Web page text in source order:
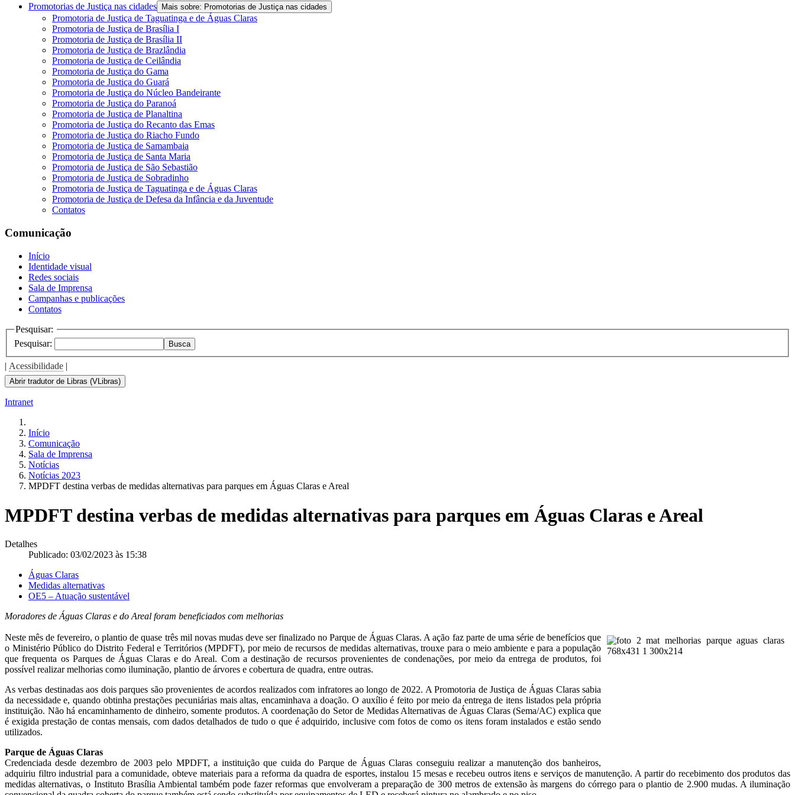
Promotorias de Justiça nas cidades
Mais sobre: Promotorias de Justiça nas cidades
Promotoria de Justiça de Taguatinga e de Águas Claras
Promotoria de Justiça de Brasília I
Promotoria de Justiça de Brasília II
Promotoria de Justiça de Brazlândia
Promotoria de Justiça de Ceilândia
Promotoria de Justiça do Gama
Promotoria de Justiça do Guará
Promotoria de Justiça do Núcleo Bandeirante
Promotoria de Justiça do Paranoá
Promotoria de Justiça de Planaltina
Promotoria de Justiça do Recanto das Emas
Promotoria de Justiça do Riacho Fundo
Promotoria de Justiça de Samambaia
Promotoria de Justiça de Santa Maria
Promotoria de Justiça de São Sebastião
Promotoria de Justiça de Sobradinho
Promotoria de Justiça de Taguatinga e de Águas Claras
Promotoria de Justiça de Defesa da Infância e da Juventude
Contatos
Comunicação
Início
Identidade visual
Redes sociais
Sala de Imprensa
Campanhas e publicações
Contatos
Pesquisar:
Pesquisar:
Busca
| Acessibilidade |
Abrir tradutor de Libras (VLibras)
Intranet
Início
Comunicação
Sala de Imprensa
Notícias
Notícias 2023
MPDFT destina verbas de medidas alternativas para parques em Águas Claras e Areal
MPDFT destina verbas de medidas alternativas para parques em Águas Claras e Areal
Detalhes
Publicado: 03/02/2023 às 15:38
Águas Claras
Medidas alternativas
OE5 – Atuação sustentável
Moradores de Águas Claras e do Areal foram beneficiados com melhorias
Neste mês de fevereiro, o plantio de quase três mil novas mudas deve ser finalizado no Parque de Águas Claras. A ação faz parte de uma série de benefícios que
o Ministério Público do Distrito Federal e Territórios (MPDFT), por meio de recursos de medidas alternativas, trouxe para o meio ambiente e para a população
que frequenta os Parques de Águas Claras e do Areal. Com a destinação de recursos provenientes de condenações, por meio da entrega de produtos, foi
possível realizar melhorias como iluminação, plantio de árvores e cobertura de quadra, entre outras.
As verbas destinadas aos dois parques são provenientes de acordos realizados com infratores ao longo de 2022. A Promotoria de Justiça de Águas Claras sabia
da necessidade e, quando obtinha prestações pecuniárias mais altas, encaminhava a doação. O auxílio é feito por meio da entrega de itens listados pela própria
instituição. Não há encaminhamento de dinheiro, somente produtos. A coordenação do Setor de Medidas Alternativas de Águas Claras (Sema/AC) explica que
é exigida prestação de contas mensais, com dados detalhados de tudo o que é adquirido, inclusive com fotos de como os itens foram instalados e estão sendo
utilizados.
Parque de Águas Claras
Credenciada desde dezembro de 2003 pelo MPDFT, a instituição que cuida do Parque de Águas Claras conseguiu realizar a manutenção dos banheiros,
adquiriu filtro industrial para a comunidade, obteve materiais para a reforma da quadra de esportes, instalou 15 mesas e recebeu outros itens e serviços de manutenção. A partir do recebimento dos produtos das
medidas alternativas, o Instituto Brasília Ambiental também pode fazer reformas que envolveram a preparação de 300 metros de extensão às margens do córrego para o plantio de 2.900 mudas. A iluminação